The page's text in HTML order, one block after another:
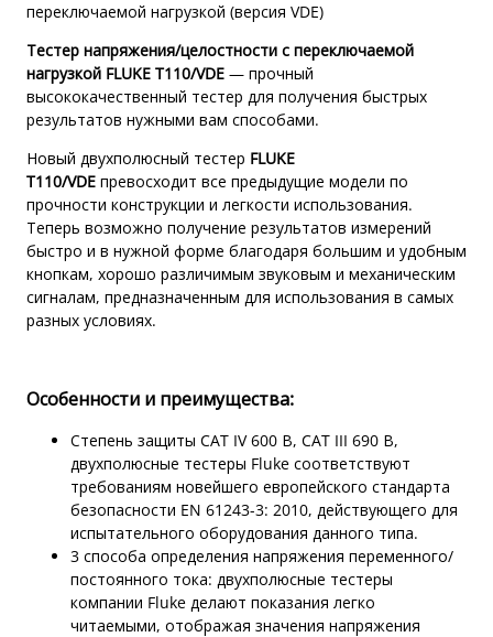
переключаемой нагрузкой (версия VDE)
Тестер напряжения/целостности с переключаемой
нагрузкой FLUKE T110/VDE — прочный
высококачественный тестер для получения быстрых
результатов нужными вам способами.
Новый двухполюсный тестер FLUKE
T110/VDE превосходит все предыдущие модели по
прочности конструкции и легкости использования.
Теперь возможно получение результатов измерений
быстро и в нужной форме благодаря большим и удобным
кнопкам, хорошо различимым звуковым и механическим
сигналам, предназначенным для использования в самых
разных условиях.
Особенности и преимущества:
Степень защиты CAT IV 600 В, CAT III 690 В,
двухполюсные тестеры Fluke соответствуют
требованиям новейшего европейского стандарта
безопасности EN 61243-3: 2010, действующего для
испытательного оборудования данного типа.
3 способа определения напряжения переменного/
постоянного тока: двухполюсные тестеры
компании Fluke делают показания легко
читаемыми, отображая значения напряжения